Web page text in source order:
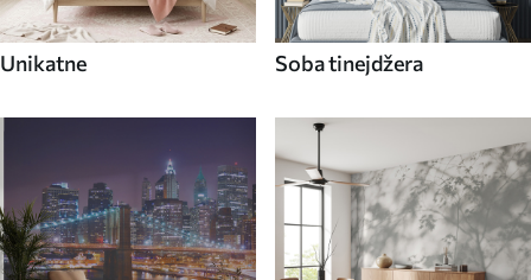
Unikatne Soba tinejdžera